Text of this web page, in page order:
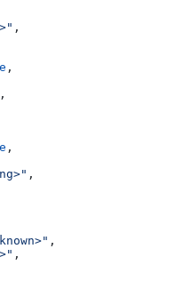
,
,
,
,
,
,
,